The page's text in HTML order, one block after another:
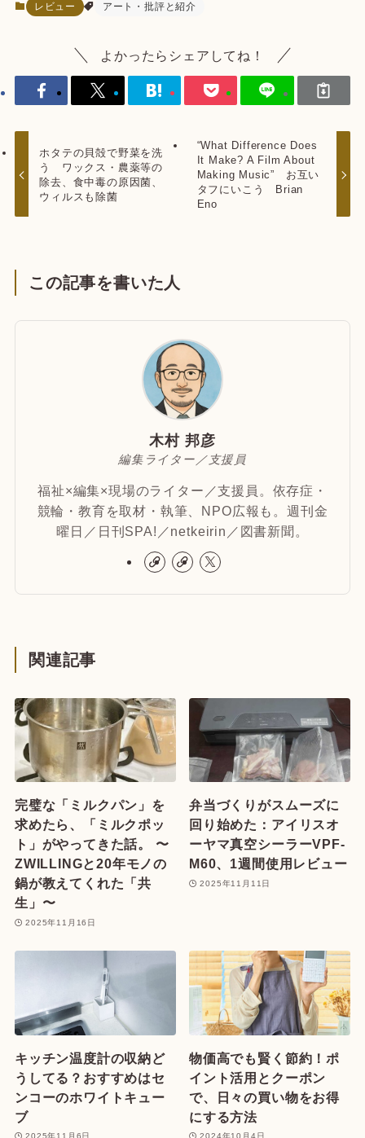
レビュー アート・批評と紹介
よかったらシェアしてね！
ホタテの貝殻で野菜を洗
う ワックス・農薬等の
除去、食中毒の原因菌、
ウィルスも除菌
“What Difference Does
It Make? A Film About
Making Music” お互い
タフにいこう Brian
Eno
この記事を書いた人
木村 邦彦
編集ライター／支援員
福祉×編集×現場のライター／支援員。依存症・
競輪・教育を取材・執筆、NPO広報も。週刊金
曜日／日刊SPA!／netkeirin／図書新聞。
関連記事
完璧な「ミルクパン」を
求めたら、「ミルクポッ
ト」がやってきた話。 〜
ZWILLINGと20年モノの
鍋が教えてくれた「共
生」〜
2025年11月16日
弁当づくりがスムーズに
回り始めた：アイリスオ
ーヤマ真空シーラーVPF-
M60、1週間使用レビュー
2025年11月11日
キッチン温度計の収納ど
うしてる？おすすめはセ
ンコーのホワイトキュー
ブ
物価高でも賢く節約！ポ
イント活用とクーポン
で、日々の買い物をお得
にする方法